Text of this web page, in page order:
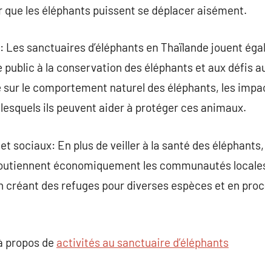
que les éléphants puissent se déplacer aisément.
sanctuaires d’éléphants en Thaïlande jouent
à la conservation des éléphants et aux défis
le comportement naturel des éléphants, les
ils peuvent aider à protéger ces animaux.
sociaux: En plus de veiller à la santé des
économiquement les communautés
des refuges pour diverses espèces et en
propos de activités au sanctuaire d’éléphants